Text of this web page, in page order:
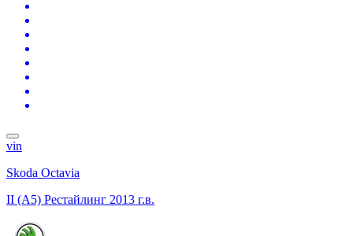
vin
Skoda Octavia
II (A5) Рестайлинг 2013 г.в.